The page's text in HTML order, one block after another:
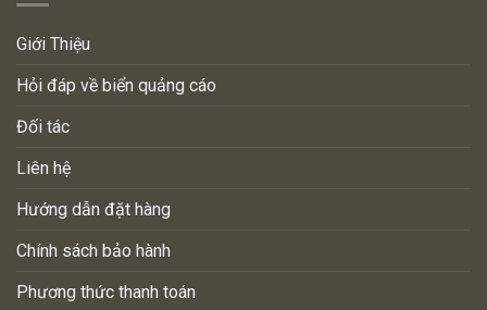
Giới Thiệu
Hỏi đáp về biển quảng cáo
Đối tác
Liên hệ
Hướng dẫn đặt hàng
Chính sách bảo hành
Phương thức thanh toán